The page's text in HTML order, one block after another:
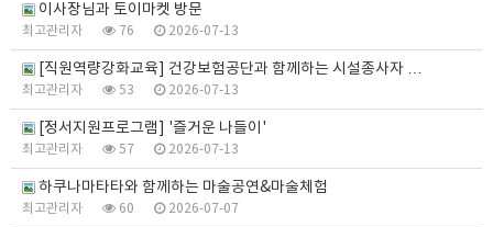
이사장님과 토이마켓 방문
최고관리자 76 2026-07-13
[직원역량강화교육] 건강보험공단과 함께하는 시설종사자 …
최고관리자 53 2026-07-13
[정서지원프로그램] '즐거운 나들이'
최고관리자 57 2026-07-13
하쿠나마타타와 함께하는 마술공연&마술체험
최고관리자 60 2026-07-07